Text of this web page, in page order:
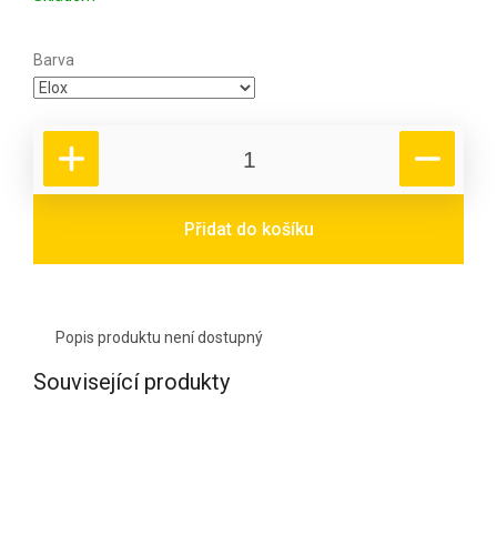
Barva
Přidat do košíku
Popis produktu není dostupný
Související produkty